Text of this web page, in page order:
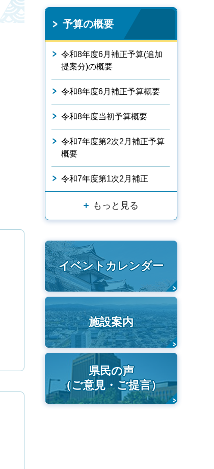
予算の概要
令和8年度6月補正予算(追加
提案分)の概要
令和8年度6月補正予算概要
令和8年度当初予算概要
令和7年度第2次2月補正予算
概要
令和7年度第1次2月補正
もっと見る
イベントカレンダー
施設案内
県民の声
（ご意見・ご提言）